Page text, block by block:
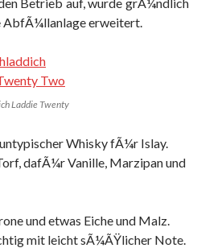
AbfÃ¼llanlage erweitert.
Laddie Twenty
Whisky fÃ¼r Islay.
dafÃ¼r Vanille, Marzipan und
und etwas Eiche und Malz.
mit leicht sÃ¼ÃŸlicher Note.